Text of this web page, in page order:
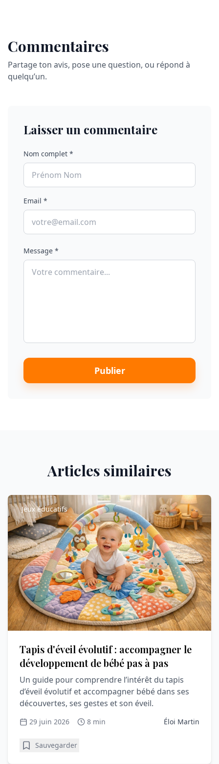
Commentaires
Partage ton avis, pose une question, ou répond à
quelqu’un.
Laisser un commentaire
Nom complet *
Email *
Message *
Publier
Articles similaires
Jeux éducatifs
Tapis d'éveil évolutif : accompagner le
développement de bébé pas à pas
Un guide pour comprendre l’intérêt du tapis
d’éveil évolutif et accompagner bébé dans ses
découvertes, ses gestes et son éveil.
29 juin 2026 8 min Éloi Martin
Sauvegarder